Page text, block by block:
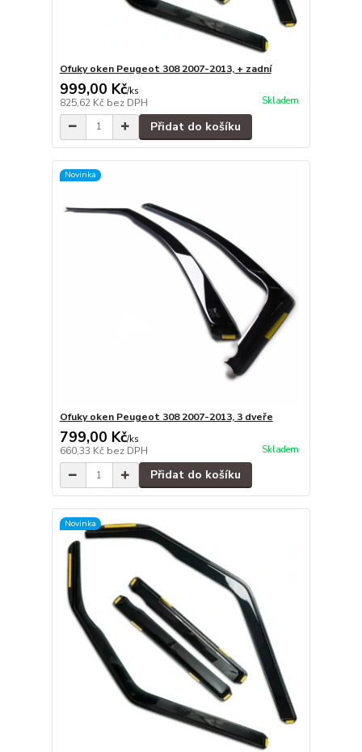
Ofuky oken Peugeot 308 2007-2013, + zadní
999,00 Kč/ks
825,62 Kč bez DPH Skladem
Přidat do košíku
Novinka
Ofuky oken Peugeot 308 2007-2013, 3 dveře
799,00 Kč/ks
660,33 Kč bez DPH Skladem
Přidat do košíku
Novinka